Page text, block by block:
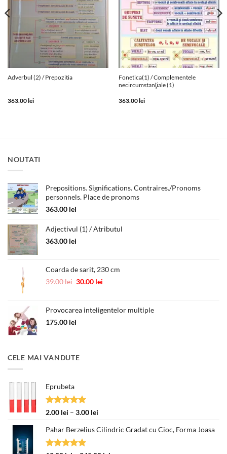
Adverbul (2) / Prepozitia
363.00lei
Fonetica(1) / Complementele
necircumstanţiale (1)
363.00lei
NOUTATI
Prepositions. Significations. Contraires./Pronoms
personnels. Place de pronoms
363.00 lei
Adjectivul (1) / Atributul
363.00 lei
Coarda de sarit, 230 cm
39.00lei Prețul
fost:
39.00 lei.
30.00 lei
30.00 lei.
Provocarea inteligentelor multiple
175.00 lei
CELE MAI VANDUTE
Eprubeta
Evaluat la
2.00 lei – 3.00 lei
prețuri:
Pahar Berzelius Cilindric Gradat cu Cioc, Forma Joasa